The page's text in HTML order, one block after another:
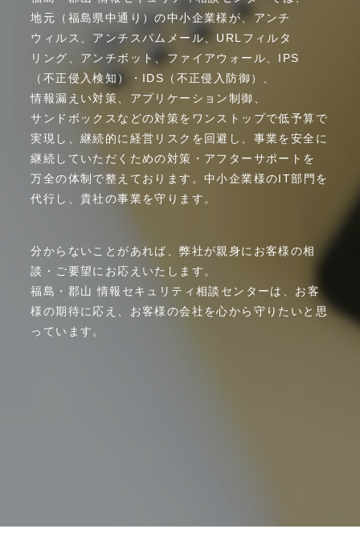
地元
（福島県中通り）の中小企業様が、 アンチ
ウィルス、 アンチ スパムメール、 URLフィルタ
リング、 アンチボット、 ファイアウォール、 IPS
（不正侵入検知）
・ IDS （不正侵入防御）、
情報漏えい対策、 アプリケーション制御、
サンドボックス などの対策を ワンストップで低予算で
実現し、 継続的に経営 リスクを 回避し、 事業を安全に
継続して いただく ための対策 ・ アフターサポートを
万全の体制で整えて おります。 中小企業様のIT部門を
代行し、 貴社の事業を守ります。
分からないことがあれば、弊社が親身にお客様の相
談・ご要望にお応えいたします。
福島・郡山 情報セキュリティ相談センターは、お客
様の期待に応え、お客様の会社を心から守りたいと思
っています。